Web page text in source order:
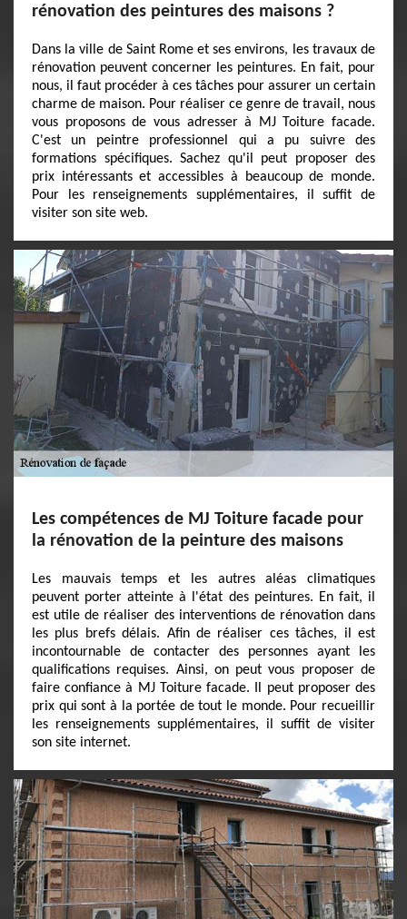
rénovation des peintures des maisons ?
Dans la ville de Saint Rome et ses environs, les travaux de
rénovation peuvent concerner les peintures. En fait, pour
nous, il faut procéder à ces tâches pour assurer un certain
charme de maison. Pour réaliser ce genre de travail, nous
vous proposons de vous adresser à MJ Toiture facade.
C'est un peintre professionnel qui a pu suivre des
formations spécifiques. Sachez qu'il peut proposer des
prix intéressants et accessibles à beaucoup de monde.
Pour les renseignements supplémentaires, il suffit de
visiter son site web.
Les compétences de MJ Toiture facade pour
la rénovation de la peinture des maisons
Les mauvais temps et les autres aléas climatiques
peuvent porter atteinte à l'état des peintures. En fait, il
est utile de réaliser des interventions de rénovation dans
les plus brefs délais. Afin de réaliser ces tâches, il est
incontournable de contacter des personnes ayant les
qualifications requises. Ainsi, on peut vous proposer de
faire confiance à MJ Toiture facade. Il peut proposer des
prix qui sont à la portée de tout le monde. Pour recueillir
les renseignements supplémentaires, il suffit de visiter
son site internet.